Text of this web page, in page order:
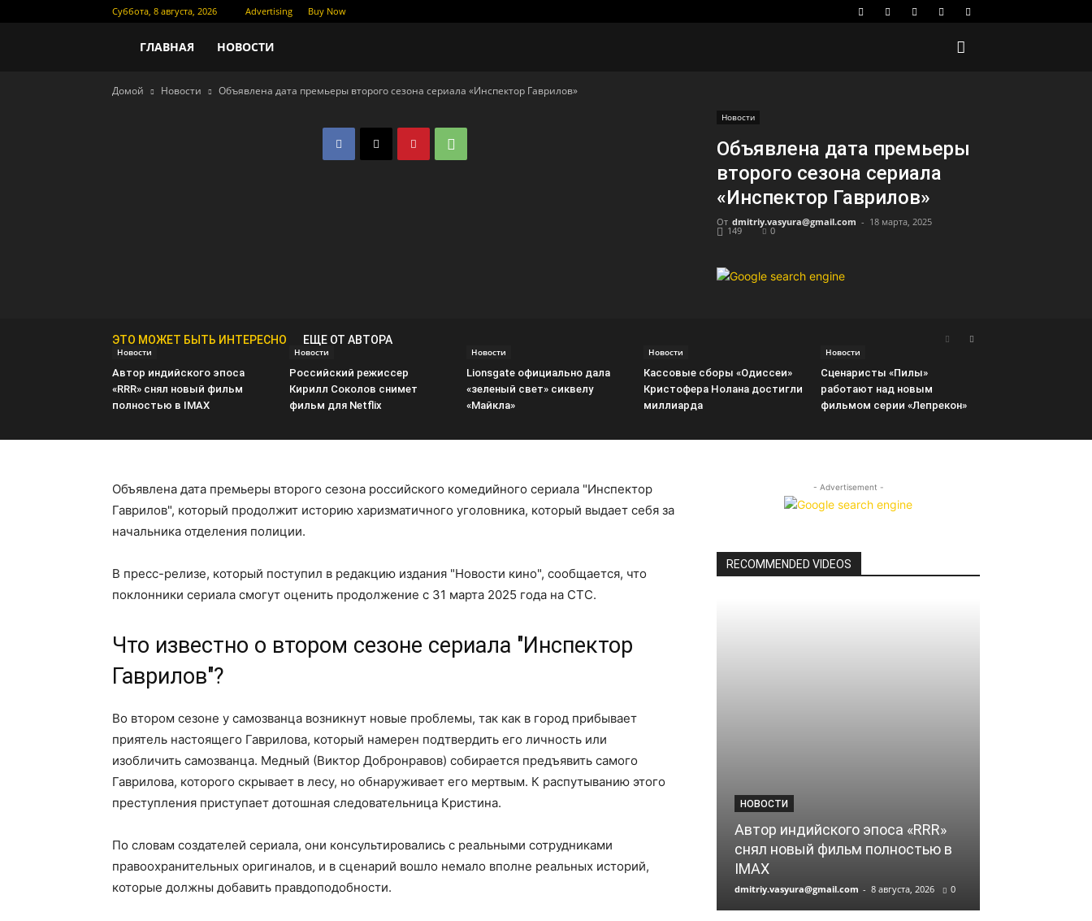
Суббота, 8 августа, 2026 Advertising Buy Now
Новости
кино
ГЛАВНАЯ НОВОСТИ
Домой Новости Объявлена дата премьеры второго сезона сериала «Инспектор Гаврилов»
Новости
Объявлена дата премьеры
второго сезона сериала
«Инспектор Гаврилов»
От dmitriy.vasyura@gmail.com - 18 марта, 2025
149 0
ЭТО МОЖЕТ БЫТЬ ИНТЕРЕСНО ЕЩЕ ОТ АВТОРА
Новости
Автор индийского эпоса
«RRR» снял новый фильм
полностью в IMAX
Новости
Российский режиссер
Кирилл Соколов снимет
фильм для Netflix
Новости
Lionsgate официально дала
«зеленый свет» сиквелу
«Майкла»
Новости
Кассовые сборы «Одиссеи»
Кристофера Нолана достигли
миллиарда
Новости
Сценаристы «Пилы»
работают над новым
фильмом серии «Лепрекон»
Объявлена дата премьеры второго сезона российского комедийного сериала "Инспектор
Гаврилов", который продолжит историю харизматичного уголовника, который выдает себя за
начальника отделения полиции.
В пресс-релизе, который поступил в редакцию издания "Новости кино", сообщается, что
поклонники сериала смогут оценить продолжение с 31 марта 2025 года на СТС.
Что известно о втором сезоне сериала "Инспектор
Гаврилов"?
Во втором сезоне у самозванца возникнут новые проблемы, так как в город прибывает
приятель настоящего Гаврилова, который намерен подтвердить его личность или
изобличить самозванца. Медный (Виктор Добронравов) собирается предъявить самого
Гаврилова, которого скрывает в лесу, но обнаруживает его мертвым. К распутыванию этого
преступления приступает дотошная следовательница Кристина.
По словам создателей сериала, они консультировались с реальными сотрудниками
правоохранительных оригиналов, и в сценарий вошло немало вполне реальных историй,
которые должны добавить правдоподобности.
- Advertisement -
RECOMMENDED VIDEOS
НОВОСТИ
Автор индийского эпоса «RRR»
снял новый фильм полностью в
IMAX
dmitriy.vasyura@gmail.com - 8 августа, 2026 0